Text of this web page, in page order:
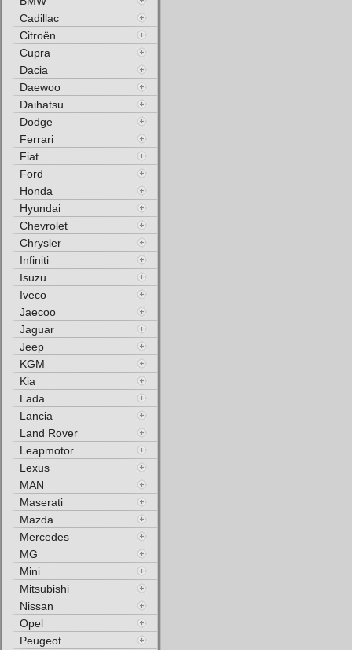
Cadillac
Citroën
Cupra
Dacia
Daewoo
Daihatsu
Dodge
Ferrari
Fiat
Ford
Honda
Hyundai
Chevrolet
Chrysler
Infiniti
Isuzu
Iveco
Jaecoo
Jaguar
Jeep
KGM
Kia
Lada
Lancia
Land Rover
Leapmotor
Lexus
MAN
Maserati
Mazda
Mercedes
MG
Mini
Mitsubishi
Nissan
Opel
Peugeot